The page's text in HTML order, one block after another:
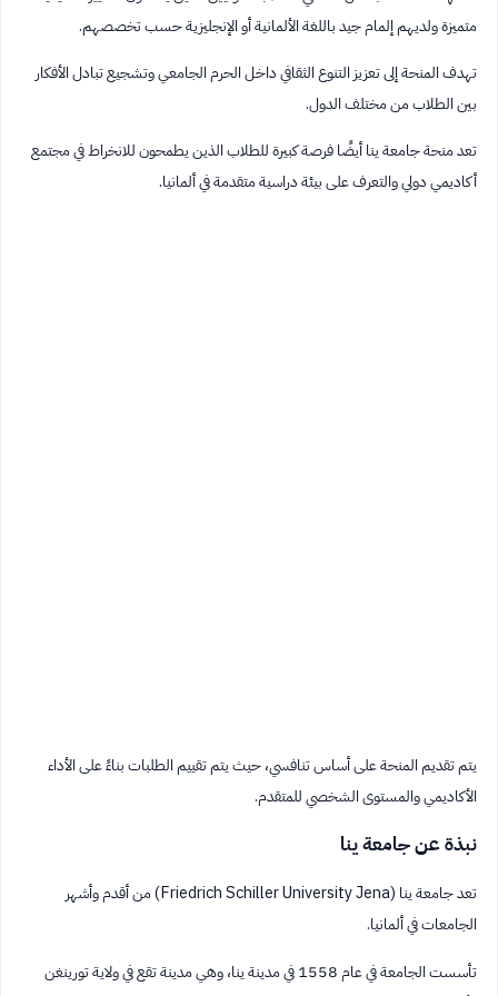
متميزة ولديهم إلمام جيد باللغة الألمانية أو الإنجليزية حسب تخصصهم.
تهدف المنحة إلى تعزيز التنوع الثقافي داخل الحرم الجامعي وتشجيع تبادل الأفكار
بين الطلاب من مختلف الدول.
تعد منحة جامعة ينا أيضًا فرصة كبيرة للطلاب الذين يطمحون للانخراط في مجتمع
أكاديمي دولي والتعرف على بيئة دراسية متقدمة في ألمانيا.
يتم تقديم المنحة على أساس تنافسي، حيث يتم تقييم الطلبات بناءً على الأداء
الأكاديمي والمستوى الشخصي للمتقدم.
نبذة عن جامعة ينا
تعد جامعة ينا (Friedrich Schiller University Jena) من أقدم وأشهر
الجامعات في ألمانيا.
تأسست الجامعة في عام 1558 في مدينة ينا، وهي مدينة تقع في ولاية تورينغن